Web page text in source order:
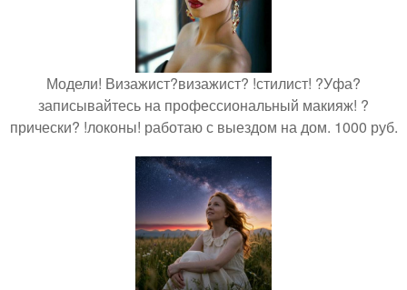
Модели! Визажист?визажист? !стилист! ?Уфа?
записывайтесь на профессиональный макияж! ?
прически? !локоны! работаю с выездом на дом. 1000 руб.